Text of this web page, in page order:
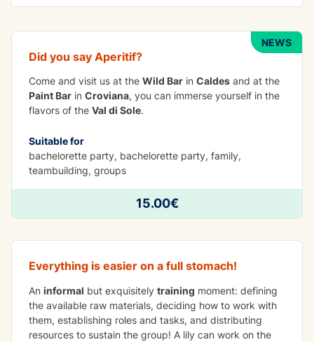
NEWS
Apetizer
Did you say Aperitif?
Come and visit us at the Wild Bar in Caldes and at the
Paint Bar in Croviana, you can immerse yourself in the
flavors of the Val di Sole.
Suitable for
bachelorette party, bachelorette party, family,
teambuilding, groups
15.00€
Cooking Team
Everything is easier on a full stomach!
An informal but exquisitely training moment: defining
the available raw materials, deciding how to work with
them, establishing roles and tasks, and distributing
resources to sustain the group! A lily can work on the